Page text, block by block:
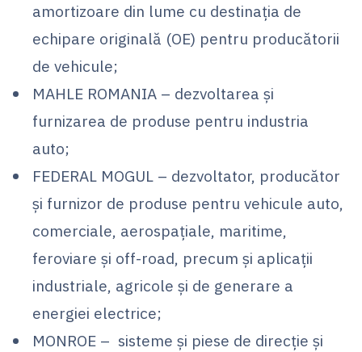
amortizoare din lume cu destinația de
echipare originală (OE) pentru producătorii
de vehicule;
MAHLE ROMANIA – dezvoltarea și
furnizarea de produse pentru industria
auto;
FEDERAL MOGUL – dezvoltator, producător
și furnizor de produse pentru vehicule auto,
comerciale, aerospațiale, maritime,
feroviare și off-road, precum și aplicații
industriale, agricole și de generare a
energiei electrice;
MONROE – sisteme și piese de direcție și